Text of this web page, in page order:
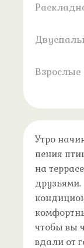
Взрослые
Утро
пения
на
чтобы вы
вдали от